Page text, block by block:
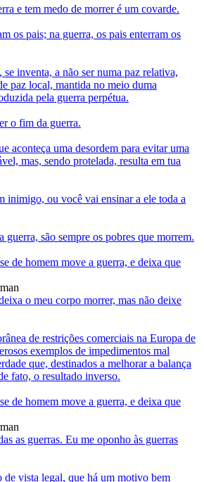
e tem medo de morrer é um covarde.
os pais; na guerra, os pais enterram os
se inventa, a não ser numa paz relativa,
paz local, mantida no meio duma
pela guerra perpétua.
o fim da guerra.
aconteça uma desordem para evitar uma
mas, sendo protelada, resulta em tua
inimigo, ou você vai ensinar a ele toda a
guerra, são sempre os pobres que morrem.
de homem move a guerra, e deixa que
o meu corpo morrer, mas não deixe
de restrições comerciais na Europa de
exemplos de impedimentos mal
que, destinados a melhorar a balança
fato, o resultado inverso.
de homem move a guerra, e deixa que
as guerras. Eu me oponho às guerras
de vista legal, que há um motivo bem